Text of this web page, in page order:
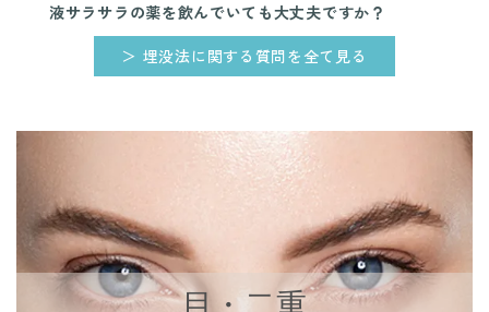
液サラサラの薬を飲んでいても大丈夫ですか？
＞ 埋没法に関する質問を全て見る
目・二重